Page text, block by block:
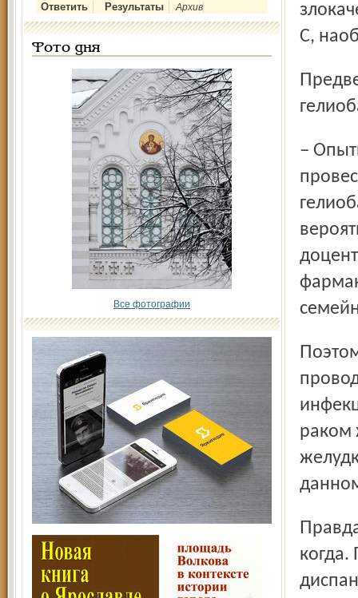
Архив
Фото дня
Все фотографии
С,
Предвестником рака желудка может стать и
– Опыты на животных показали, что если вовремя
Поэтому уже в ближайшем будущем медики планируют
раком
Правда, для Ярославля это будущее наступит неизвестно
когда.